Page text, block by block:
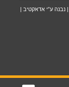
ע”י אדאקטיב |